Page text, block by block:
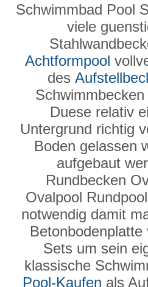
Schwimmbad Pool
viele
Achtformpool
des
Schwimmbecken
Duese relativ
Untergrund richtig
Boden gelassen
aufgebaut
Rundbecken
Ovalpool
notwendig damit
Sets um sein
klassische
Pool-Kaufen als